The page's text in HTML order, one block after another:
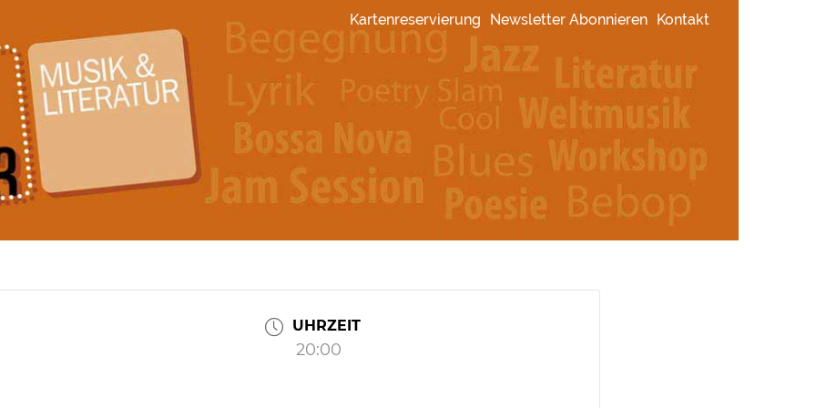
Kartenreservierung Newsletter Abonnieren Kontakt
UHRZEIT
20:00